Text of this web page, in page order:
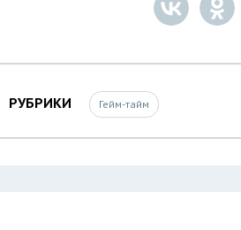
РУБРИКИ Гейм-тайм